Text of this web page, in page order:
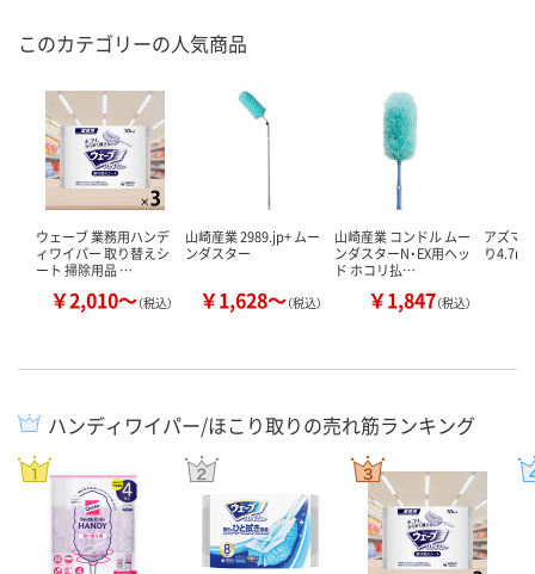
このカテゴリーの人気商品
ウェーブ 業務用ハンデ
ィワイパー 取り替えシ
ート 掃除用品 …
￥2,010～（税込）
山崎産業 2989.jp+ ムー
ンダスター
￥1,628～（税込）
山崎産業 コンドル ムー
ンダスターN・EX用ヘッ
ド ホコリ払…
￥1,847（税込）
アズマ
り4.7m
ハンディワイパー/ほこり取りの売れ筋ランキング